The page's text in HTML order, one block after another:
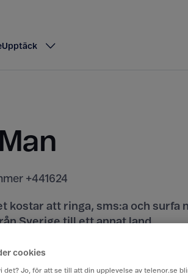
Upptäck
+441624
kostar att ringa, sms:a och surfa
Sverige till ett annat land.
här
cookies
det? Jo, för att se till att din upplevelse av telenor.se